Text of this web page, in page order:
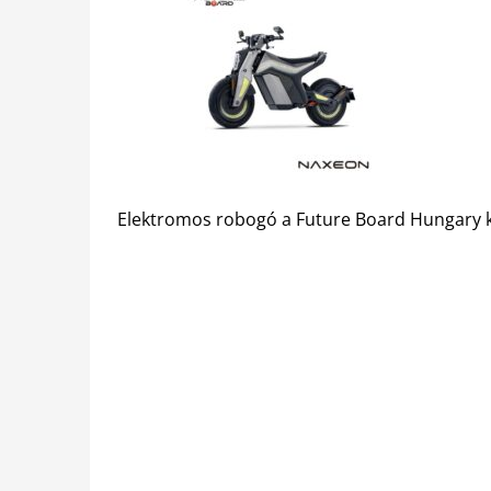
Elektromos robogó a Future Board Hungary